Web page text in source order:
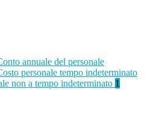
annuale del personale
personale tempo indeterminato
non a tempo indeterminato 1